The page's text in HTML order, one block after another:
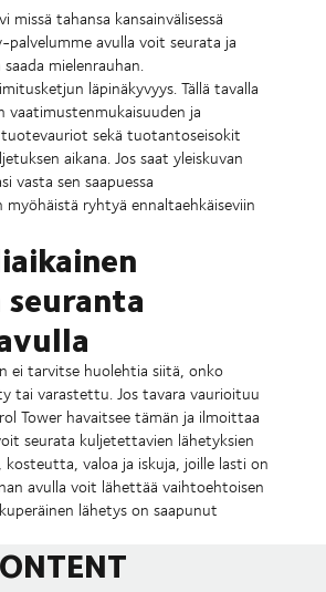
tahansa kansainvälisessä
palvelumme avulla voit seurata ja
mielenrauhan.
läpinäkyvyys. Tällä tavalla
vaatimustenmukaisuuden ja
sekä tuotantoseisokit
aikana. Jos saat yleiskuvan
vasta sen saapuessa
myöhäistä ryhtyä ennaltaehkäiseviin
ei tarvitse huolehtia siitä, onko
tai varastettu. Jos tavara vaurioituu
Tower havaitsee tämän ja ilmoittaa
seurata kuljetettavien lähetyksien
valoa ja iskuja, joille lasti on
avulla voit lähettää vaihtoehtoisen
lähetys on saapunut